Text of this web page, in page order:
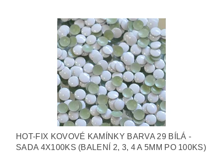
HOT-FIX KOVOVÉ KAMÍNKY BARVA 29 BÍLÁ -
SADA 4X100KS (BALENÍ 2, 3, 4 A 5MM PO 100KS)